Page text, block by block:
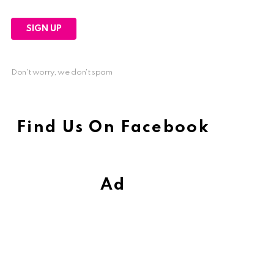
Don't worry, we don't spam
Find Us On Facebook
Ad